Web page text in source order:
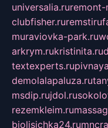
universalia.ruremont-
clubfisher.ru
muraviovka-park.ru
arkrym.rukristinita.ru
textexperts.ru
demolalapaluza.ru
msdip.rujdol.ru
rezemkleim.ru
biolisichka24.ru